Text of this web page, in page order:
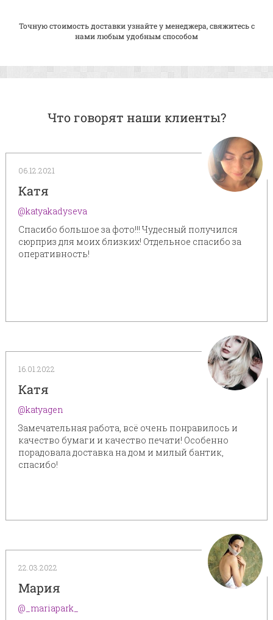
Точную стоимость доставки узнайте у менеджера, свяжитесь с
нами любым удобным способом
Что говорят наши клиенты?
06.12.2021
Катя
@katyakadyseva
Спасибо большое за фото!!! Чудесный получился
сюрприз для моих близких! Отдельное спасибо за
оперативность!
16.01.2022
Катя
@katyagen
Замечательная работа, всё очень понравилось и
качество бумаги и качество печати! Особенно
порадовала доставка на дом и милый бантик,
спасибо!
22.03.2022
Мария
@_mariapark_